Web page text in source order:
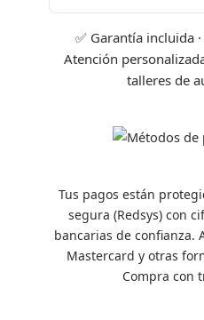
✅ Garantía incluida
Atención
talleres de
Tus pagos están
segura (Redsys) con
bancarias de confianza.
Mastercard y otras
Compra con